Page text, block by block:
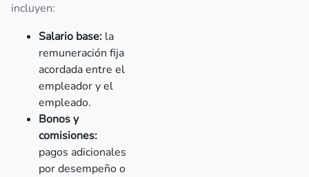
incluyen:
Salario base: la
remuneración fija
acordada entre el
empleador y el
empleado.
Bonos y
comisiones:
pagos adicionales
por desempeño o